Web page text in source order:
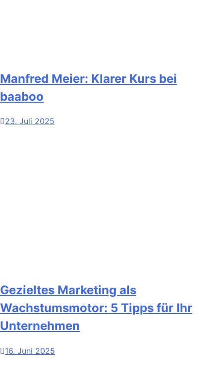
Manfred Meier: Klarer Kurs bei
baaboo
23. Juli 2025
Gezieltes Marketing als
Wachstumsmotor: 5 Tipps für Ihr
Unternehmen
16. Juni 2025